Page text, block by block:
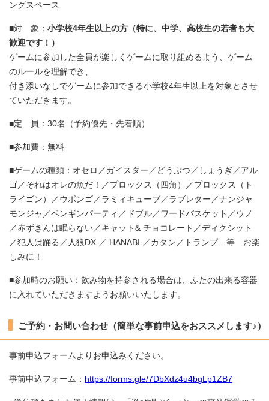
ングスペース
■対 象： 小学校4年生以上の方（特に、中学、高校生の若者も大
歓迎です！）
ゲームに参加した全員が楽しくゲームに取り組めるよう、ゲーム
のルールを理解でき、
付き添いなしでゲームに参加できる小学校4年生以上を対象とさせ
ていただきます。
■定 員：30名（予約優先・先着順）
■参加費：無料
■ゲームの種類：オセロ／ガイスター／どうぶつ／しょうぎ／アル
ゴ／それはオレの魚だ！／プロックス（四角）／プロックス（ト
ライゴン）／ウボンゴ／ラミィキューブ／ラブレター／ナンジャ
モンジャ／ペンギンパーティ／ドブル／ワードバスケット／ウノ
／赤ずきんは眠らない／キャット& チョコレート／ディクシット
／犯人は踊る／人狼DX ／ HANABI ／カタン／トランプ…等 お楽
しみに！
■参加時のお願い：飲み物を持参される場合は、ふたの出来る容器
に入れていただきますようお願いいたします。
ご予約・お問い合わせ（簡単な事前申込をおススメします♪）
事前申込フォームよりお申込みください。
事前申込フォーム： https://forms.gle/7DbXdz4u4bgLp1ZB7